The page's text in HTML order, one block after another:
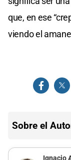
que, en ese
viendo el
Sobre el